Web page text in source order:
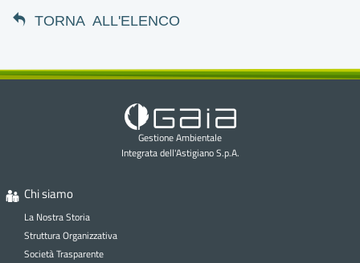
TORNA ALL'ELENCO
Gestione Ambientale
Integrata dell'Astigiano S.p.A.
Chi siamo
La Nostra Storia
Struttura Organizzativa
Società Trasparente